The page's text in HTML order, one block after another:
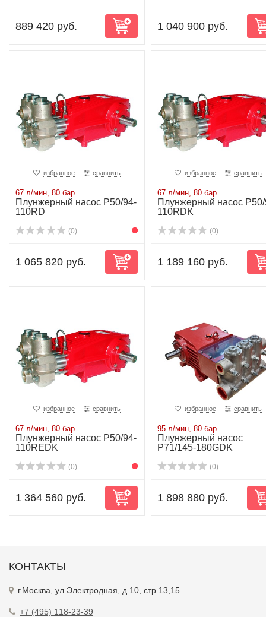
889 420 руб. 1 040 900 руб.
избранное сравнить
67 л/мин, 80 бар
Плунжерный насос P50/94-
110RD
(0)
1 065 820 руб.
избранное сравнить
67 л/мин, 80 бар
Плунжерный насос
110RDK
(0)
1 189 160 руб.
избранное сравнить
67 л/мин, 80 бар
Плунжерный насос P50/94-
110REDK
(0)
1 364 560 руб.
избранное сравнить
95 л/мин, 80 бар
Плунжерный насос
P71/145-180GDK
(0)
1 898 880 руб.
КОНТАКТЫ
г.Москва, ул.Электродная, д.10, стр.13,15
+7 (495) 118-23-39